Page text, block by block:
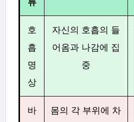
호
흡
명
상
자신의 호흡의 들
어옴과 나감에 집
중
바
몸의 각 부위에 차